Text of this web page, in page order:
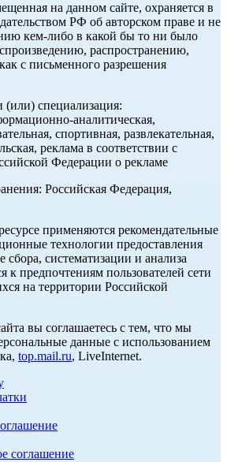
на данном сайте, охраняется в
РФ об авторском праве и не
кем-либо в какой бы то ни было
распространению,
с письменного разрешения
(или) специализация:
аналитическая,
спортивная, развлекательная,
реклама в соответствии с
Федерации о рекламе
Российская Федерация,
применяются рекомендательные
технологии предоставления
систематизации и анализа
к предпочтениям пользователей сети
на территории Российской
вы соглашаетесь с тем, что мы
данные с использованием
top.mail.ru, LiveInternet.
соглашение